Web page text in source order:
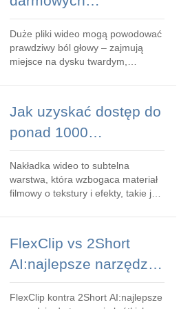
ofert
kompresorów wideo
online, które
zachowują jakość
Duże pliki wideo mogą powodować
prawdziwy ból głowy – zajmują
miejsce na dysku twardym,
udostępniasz treści w mediach
społecznościowych, umieszczasz
Jak uzyskać dostęp do
ponad 1000
bezpłatnych nakładek
wideo i tworzyć filmy
profesjonalnej jakości
w kilka minut
Nakładka wideo to subtelna
warstwa, która wzbogaca materiał
filmowy o tekstury i efekty, takie jak
wizualnej. Ten przewodnik
przeprowadzi Cię przez 11
FlexClip vs 2Short
AI:najlepsze narzędzie
do tworzenia krótkich
filmów oparte na
FlexClip kontra 2Short AI:najlepsze